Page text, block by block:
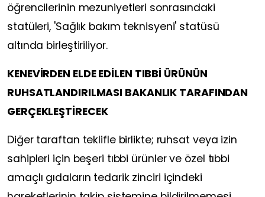
öğrencilerinin mezuniyetleri sonrasındaki
statüleri, 'Sağlık bakım teknisyeni' statüsü
altında birleştiriliyor.
KENEVİRDEN ELDE EDİLEN TIBBİ ÜRÜNÜN
RUHSATLANDIRILMASI BAKANLIK TARAFINDAN
GERÇEKLEŞTİRECEK
Diğer taraftan teklifle birlikte; ruhsat veya izin
sahipleri için beşeri tıbbi ürünler ve özel tıbbi
amaçlı gıdaların tedarik zinciri içindeki